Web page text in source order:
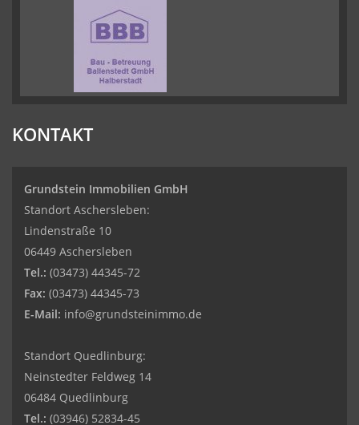
KONTAKT
Grundstein Immobilien GmbH
Standort Aschersleben:
Lindenstraße 10
06449 Aschersleben
Tel.: (03473) 44345-72
Fax: (03473) 44345-73
E-Mail: info@grundsteinimmo.de
Standort Quedlinburg:
Neinstedter Feldweg 14
06484 Quedlinburg
Tel.: (03946) 52834-45